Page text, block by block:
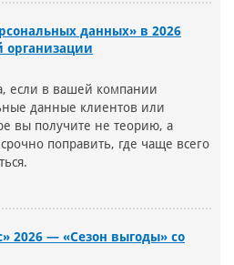
данных» в 2026
организации
если в вашей компании
данные клиентов или
вы получите не теорию, а
поправить, где чаще всего
2026 — «Сезон выгоды» со